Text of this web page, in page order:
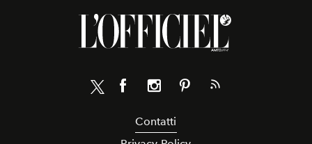
Contatti